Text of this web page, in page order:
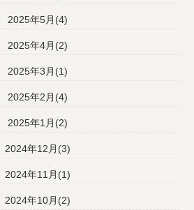
2025年5月(4)
2025年4月(2)
2025年3月(1)
2025年2月(4)
2025年1月(2)
2024年12月(3)
2024年11月(1)
2024年10月(2)